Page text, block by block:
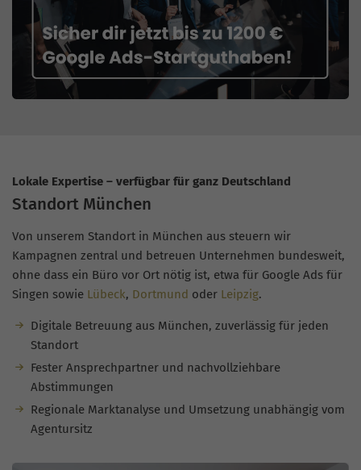
Lokale Expertise – verfügbar für ganz Deutschland
Standort München
Von unserem Standort in München aus steuern wir
Kampagnen zentral und betreuen Unternehmen bundesweit,
ohne dass ein Büro vor Ort nötig ist, etwa für Google Ads für
Singen sowie Lübeck, Dortmund oder Leipzig.
Digitale Betreuung aus München, zuverlässig für jeden
Standort
Fester Ansprechpartner und nachvollziehbare
Abstimmungen
Regionale Marktanalyse und Umsetzung unabhängig vom
Agentursitz